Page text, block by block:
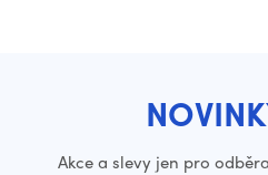
Akce a slevy jen pro